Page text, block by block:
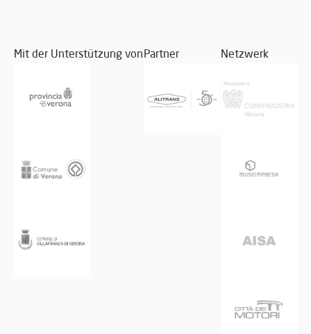
Mit der Unterstützung vonPartner Netzwerk